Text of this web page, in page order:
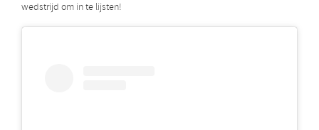
wedstrijd om in te lijsten!